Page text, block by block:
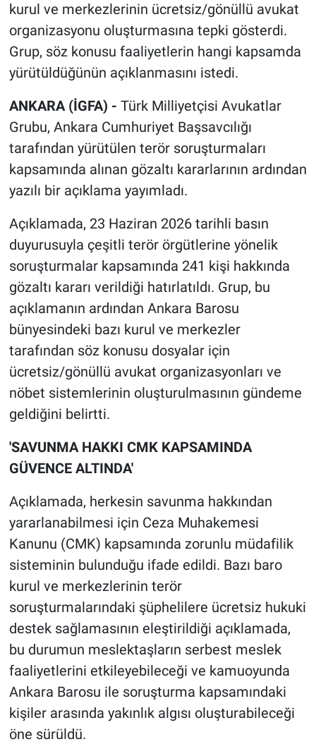
kurul ve merkezlerinin ücretsiz/gönüllü avukat
organizasyonu oluşturmasına tepki gösterdi.
Grup, söz konusu faaliyetlerin hangi kapsamda
yürütüldüğünün açıklanmasını istedi.
ANKARA (İGFA) - Türk Milliyetçisi Avukatlar
Grubu, Ankara Cumhuriyet Başsavcılığı
tarafından yürütülen terör soruşturmaları
kapsamında alınan gözaltı kararlarının ardından
yazılı bir açıklama yayımladı.
Açıklamada, 23 Haziran 2026 tarihli basın
duyurusuyla çeşitli terör örgütlerine yönelik
soruşturmalar kapsamında 241 kişi hakkında
gözaltı kararı verildiği hatırlatıldı. Grup, bu
açıklamanın ardından Ankara Barosu
bünyesindeki bazı kurul ve merkezler
tarafından söz konusu dosyalar için
ücretsiz/gönüllü avukat organizasyonları ve
nöbet sistemlerinin oluşturulmasının gündeme
geldiğini belirtti.
'SAVUNMA HAKKI CMK KAPSAMINDA
GÜVENCE ALTINDA'
Açıklamada, herkesin savunma hakkından
yararlanabilmesi için Ceza Muhakemesi
Kanunu (CMK) kapsamında zorunlu müdafilik
sisteminin bulunduğu ifade edildi. Bazı baro
kurul ve merkezlerinin terör
soruşturmalarındaki şüphelilere ücretsiz hukuki
destek sağlamasının eleştirildiği açıklamada,
bu durumun meslektaşların serbest meslek
faaliyetlerini etkileyebileceği ve kamuoyunda
Ankara Barosu ile soruşturma kapsamındaki
kişiler arasında yakınlık algısı oluşturabileceği
öne sürüldü.